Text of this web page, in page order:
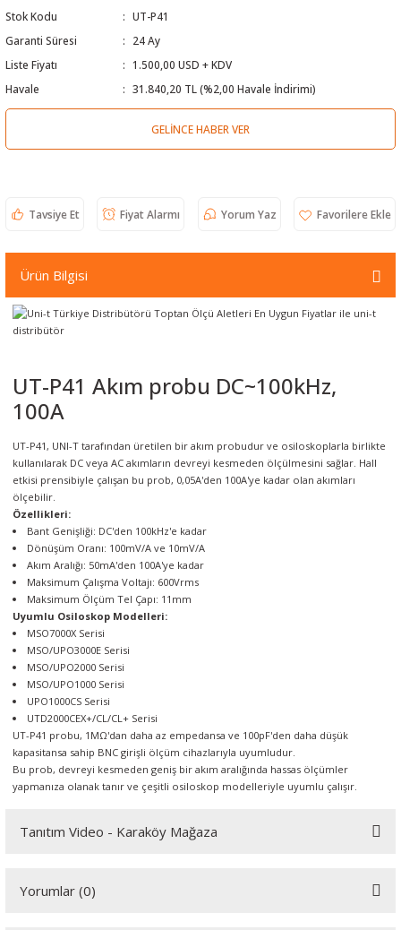
Cihazı
Cihazları
Cihazları
Stok Kodu
UT-P41
Garanti Süresi
24 Ay
Liste Fiyatı
1.500,00 USD + KDV
Havale
31.840,20 TL (%2,00 Havale İndirimi)
GELINCE HABER VER
Tavsiye Et Fiyat Alarmı Yorum Yaz
Ürün Bilgisi
UT-P41 Akım probu DC~100kHz,
100A
UT-P41, UNI-T tarafından üretilen bir akım probudur ve osiloskoplarla birlikte
kullanılarak DC veya AC akımların devreyi kesmeden ölçülmesini sağlar. Hall
etkisi prensibiyle çalışan bu prob, 0,05A'den 100A'ye kadar olan akımları
ölçebilir.
Özellikleri:
Bant Genişliği: DC'den 100kHz'e kadar
Dönüşüm Oranı: 100mV/A ve 10mV/A
Akım Aralığı: 50mA'den 100A'ye kadar
Maksimum Çalışma Voltajı: 600Vrms
Maksimum Ölçüm Tel Çapı: 11mm
Uyumlu Osiloskop Modelleri:
MSO7000X Serisi
MSO/UPO3000E Serisi
MSO/UPO2000 Serisi
MSO/UPO1000 Serisi
UPO1000CS Serisi
UTD2000CEX+/CL/CL+ Serisi
UT-P41 probu, 1MΩ'dan daha az empedansa ve 100pF'den daha düşük
kapasitansa sahip BNC girişli ölçüm cihazlarıyla uyumludur.
Bu prob, devreyi kesmeden geniş bir akım aralığında hassas ölçümler
yapmanıza olanak tanır ve çeşitli osiloskop modelleriyle uyumlu çalışır.
Tanıtım Video - Karaköy Mağaza
Yorumlar (0)